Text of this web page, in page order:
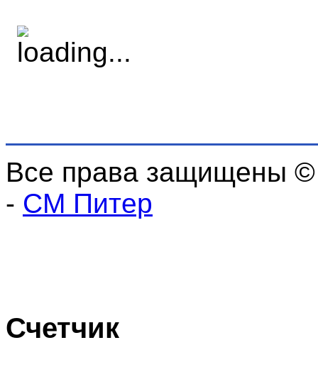
Все права защищены
- СМ Питер
Счетчик